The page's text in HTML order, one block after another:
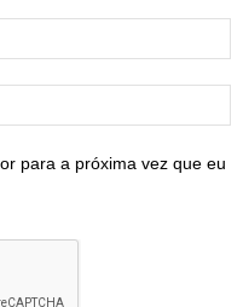
para a próxima vez que eu